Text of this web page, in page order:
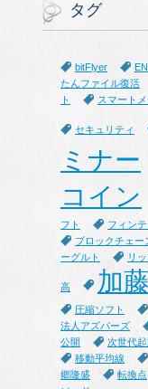
タグ
bitFlyer
たんファイル復活
ト
スマート
セキュリティ
ミナー
コイン
フト フィンテ
ブロックチェー
ーグルト
リ
高 加
圧縮ソフト
法人アズバーズ
公開
次世代
移動平均線
郷隆盛
転換点